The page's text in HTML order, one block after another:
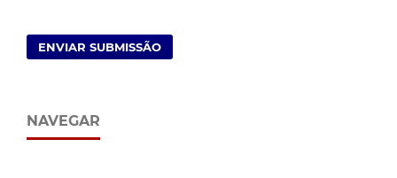
ENVIAR SUBMISSÃO
NAVEGAR